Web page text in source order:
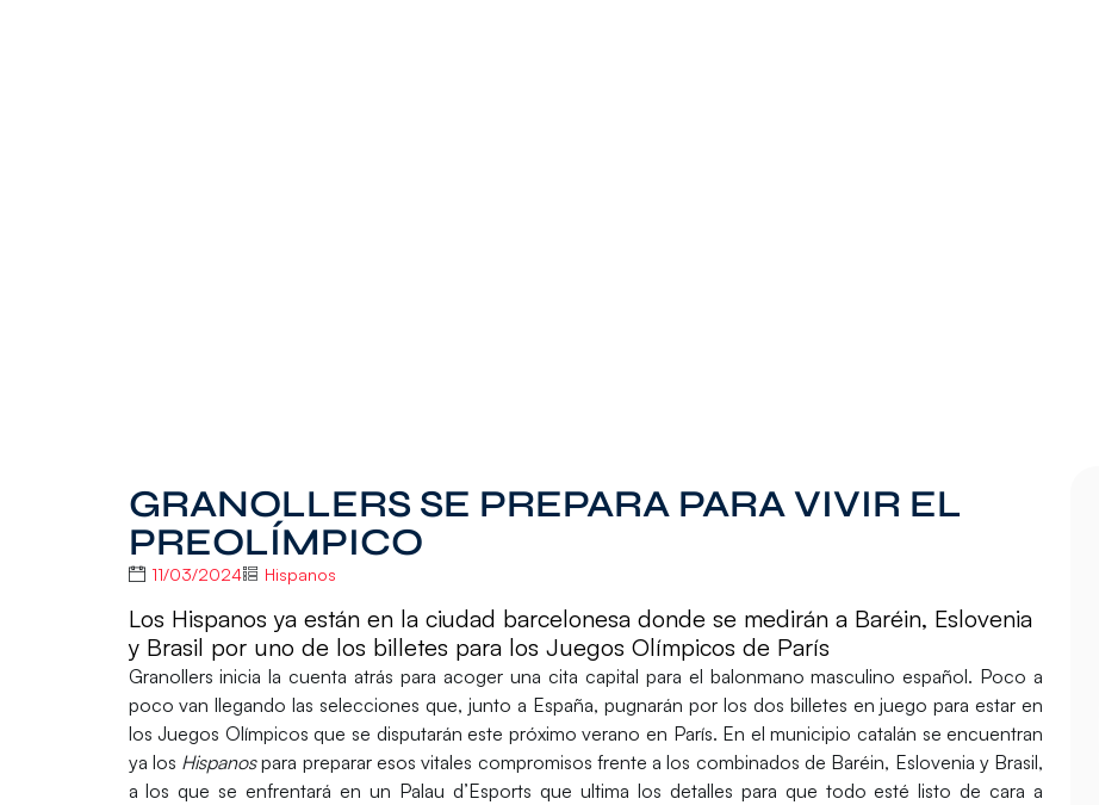
GRANOLLERS SE PREPARA PARA VIVIR EL
PREOLÍMPICO
11/03/2024 Hispanos
Los Hispanos ya están en la ciudad barcelonesa donde se medirán a Baréin, Eslovenia
y Brasil por uno de los billetes para los Juegos Olímpicos de París
Granollers inicia la cuenta atráspara acoger una cita capital para el balonmano masculino español. Poco a
pocovan llegando las selecciones que, junto a España, pugnarán por los dos billetes en juego para estar en
los Juegos Olímpicos que se disputarán este próximo verano en París. En el municipio catalán se encuentran
ya los Hispanos para preparar esos vitales compromisos frente a los combinados de Baréin, Eslovenia y Brasil,
a los que se enfrentará en un Palau d’Esports que ultima los detalles para que todo esté listo de cara a